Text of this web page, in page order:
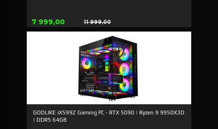
Tilbud
7 999,00 11 999,00
Rabatt
GODLIKE iX599Z Gaming PC - RTX 5090 | Ryzen 9 9950X3D
| DDR5 64GB